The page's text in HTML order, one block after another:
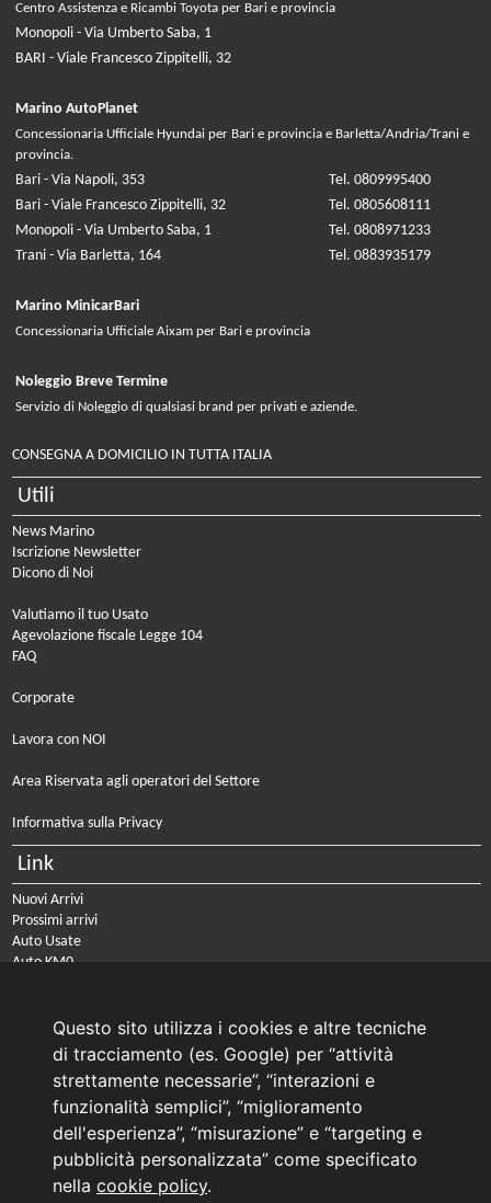
Questo sito utilizza i cookies e altre tecniche
di tracciamento (es. Google) per “attività
strettamente necessarie”, “interazioni e
funzionalità semplici”, “miglioramento
dell'esperienza”, “misurazione” e “targeting e
pubblicità personalizzata” come specificato
nella cookie policy.
Centro Assistenza e Ricambi Toyota per Bari e provincia
Monopoli - Via Umberto Saba, 1
BARI - Viale Francesco Zippitelli, 32
Marino AutoPlanet
Concessionaria Ufficiale Hyundai per Bari e provincia e Barletta/Andria/Trani e
provincia.
Bari - Via Napoli, 353
Tel. 0809995400
Bari - Viale Francesco Zippitelli, 32
Tel. 0805608111
Monopoli - Via Umberto Saba, 1
Tel. 0808971233
Trani - Via Barletta, 164
Tel. 0883935179
Marino MinicarBari
Concessionaria Ufficiale Aixam per Bari e provincia
Noleggio Breve Termine
Servizio di Noleggio di qualsiasi brand per privati e aziende.
CONSEGNA A DOMICILIO IN TUTTA ITALIA
Utili
News Marino
Iscrizione Newsletter
Dicono di Noi
Valutiamo il tuo Usato
Agevolazione fiscale Legge 104
FAQ
Corporate
Lavora con NOI
Area Riservata agli operatori del Settore
Informativa sulla Privacy
Link
Nuovi Arrivi
Prossimi arrivi
Auto Usate
Auto KM0
PRENOTA IL TUO INTERVENTO DI OFFICINA
PRENOTA LA REVISIONE DELLA TUA AUTO
Consulente Online Usato: 0805608980
Consulente Online Hyundai: 0805608985